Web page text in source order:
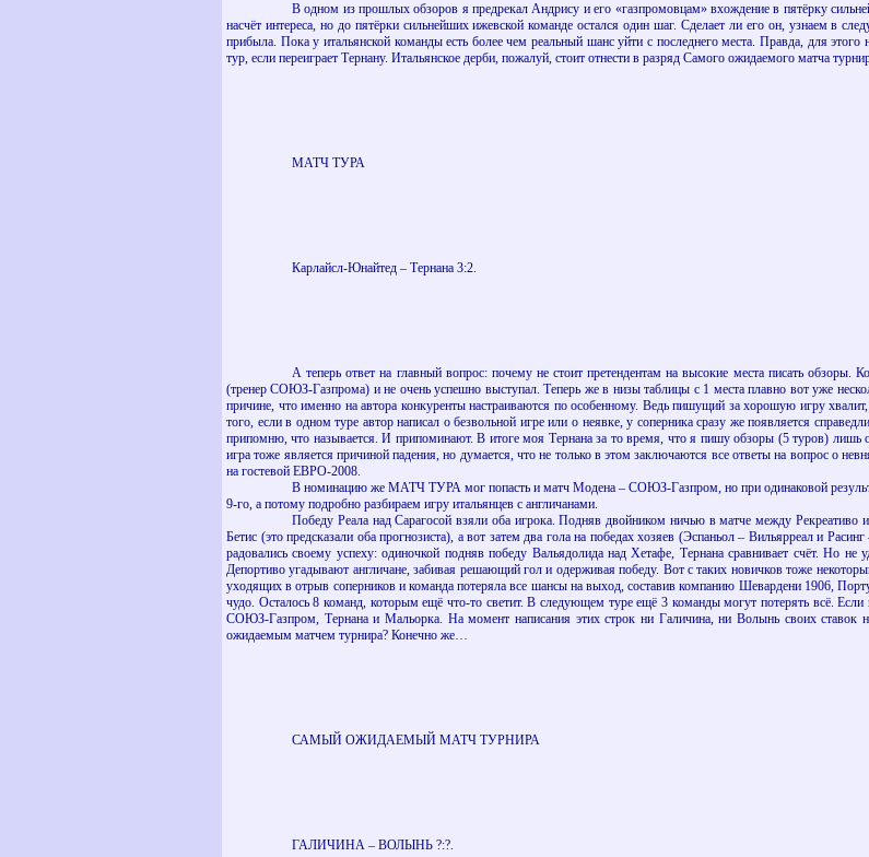
В одном из прошлых обзоров я предрекал Андрису и его «газпромовцам» вхождение в пятёрку
насчёт интереса, но до пятёрки сильнейших ижевской команде остался один шаг. Сделает ли его он, узнаем в
прибыла. Пока у итальянской команды есть более чем реальный шанс уйти с последнего места. Правда, для
тур, если переиграет Тернану. Итальянское дерби, пожалуй, стоит отнести в разряд Самого ожидаемого матча
МАТЧ ТУРА
Карлайсл-Юнайтед – Тернана 3:2.
А теперь ответ на главный вопрос: почему не стоит претендентам на высокие места писать
(тренер СОЮЗ-Газпрома) и не очень успешно выступал. Теперь же в низы таблицы с 1 места плавно вот уже
причине, что именно на автора конкуренты настраиваются по особенному. Ведь пишущий за хорошую игру
того, если в одном туре автор написал о безвольной игре или о неявке, у соперника сразу же появляется
припомню, что называется. И припоминают. В итоге моя Тернана за то время, что я пишу обзоры (5 туров)
игра тоже является причиной падения, но думается, что не только в этом заключаются все ответы на вопрос о
на гостевой ЕВРО-2008.
В номинацию же МАТЧ ТУРА мог попасть и матч Модена – СОЮЗ-Газпром, но при одинаковой
9-го, а потому подробно разбираем игру итальянцев с англичанами.
Победу Реала над Сарагосой взяли оба игрока. Подняв двойником ничью в матче между Рекреативо
Бетис (это предсказали оба прогнозиста), а вот затем два гола на победах хозяев (Эспаньол – Вильярреал и
радовались своему успеху: одиночкой подняв победу Вальядолида над Хетафе, Тернана сравнивает счёт. Но
Депортиво угадывают англичане, забивая решающий гол и одерживая победу. Вот с таких новичков тоже
уходящих в отрыв соперников и команда потеряла все шансы на выход, составив компанию Шевардени 1906,
чудо. Осталось 8 команд, которым ещё что-то светит. В следующем туре ещё 3 команды могут потерять всё.
СОЮЗ-Газпром, Тернана и Мальорка. На момент написания этих строк ни Галичина, ни Волынь своих
ожидаемым матчем турнира? Конечно же…
САМЫЙ ОЖИДАЕМЫЙ МАТЧ ТУРНИРА
ГАЛИЧИНА – ВОЛЫНЬ ?:?.